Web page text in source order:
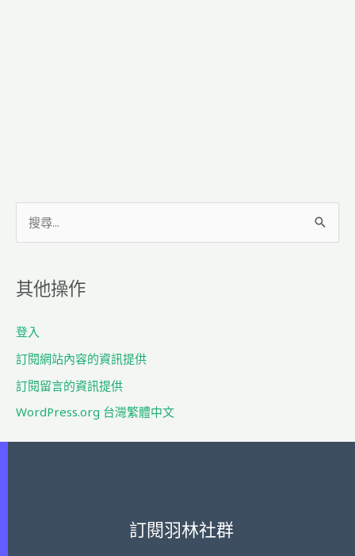
鍵
其他操作
登入
訂閱網站內容的資訊提供
訂閱留言的資訊提供
WordPress.org 台灣繁體中文
訂閱羽林社群